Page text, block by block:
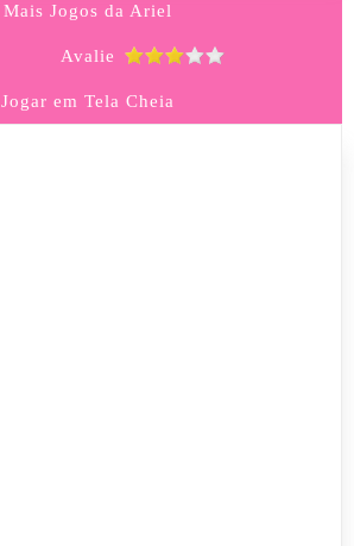
Mais Jogos da Ariel
Avalie
Jogar em Tela Cheia